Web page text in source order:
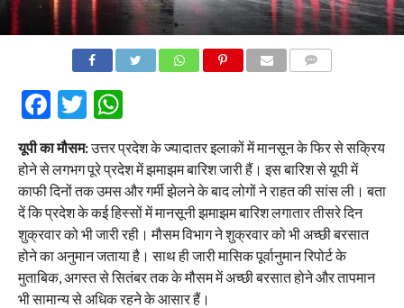
Facebook
Twitter
WhatsApp
यूपी का मौसम:उत्तर प्रदेश के ज्यादातर इलाकों में मानसून के फिर से सक्रिय
होने से लगभग पूरे प्रदेश में झमाझम बारिश जारी हैं। इस बारिश से यूपी में
काफी दिनों तक उमस और गर्मी झेलने के बाद लोगों ने राहत की सांस ली। बता
दें कि प्रदेश के कई हिस्सों में मानसूनी झमाझम बारिश लगातार तीसरे दिन
शुक्रवार को भी जारी रही। मौसम विभाग ने शुक्रवार को भी अच्छी बरसात
होने का अनुमान जताया है। साथ ही जारी मासिक पूर्वानुमान रिपोर्ट के
मुताबिक, अगस्त से सितंबर तक के मौसम में अच्छी बरसात होने और तापमान
भी सामान्य से अधिक रहने के आसार हैं।